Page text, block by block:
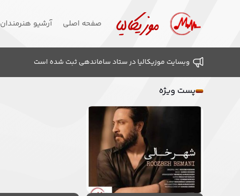
صفحه اصلی آرشیو هنرمندان
وبسایت موزیکالیا در ستاد ساماندهی ثبت شده است
پست ویژه